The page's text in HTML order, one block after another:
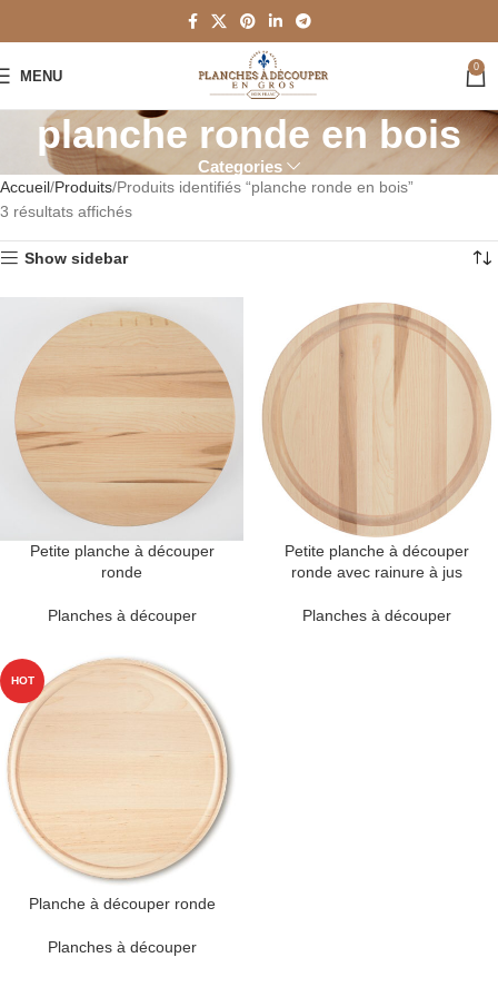
MENU
0
planche ronde en bois
Categories
Accueil Produits Produits identifiés “planche ronde en bois”
3 résultats affichés
Show sidebar
Petite planche à découper
ronde
Planches à découper
Petite planche à découper
ronde avec rainure à jus
Planches à découper
HOT
Planche à découper ronde
Planches à découper